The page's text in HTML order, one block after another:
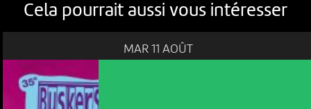
Cela pourrait aussi vous intéresser
MAR 11 AOÛT